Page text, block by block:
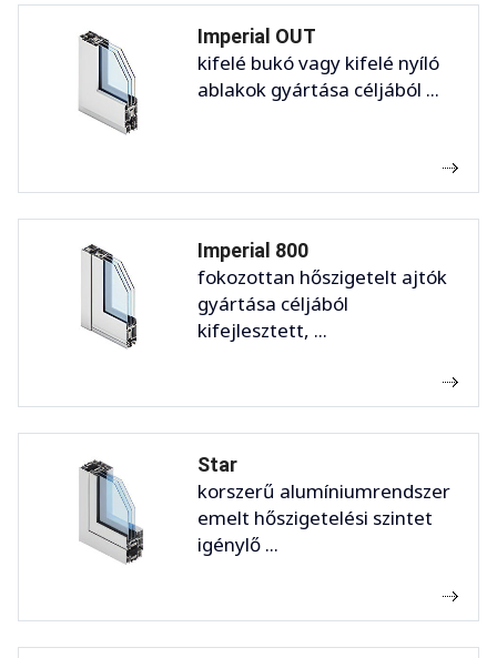
Imperial OUT
kifelé bukó vagy kifelé nyíló
ablakok gyártása céljából ...
Imperial 800
fokozottan hőszigetelt ajtók
gyártása céljából
kifejlesztett, ...
Star
korszerű alumíniumrendszer
emelt hőszigetelési szintet
igénylő ...